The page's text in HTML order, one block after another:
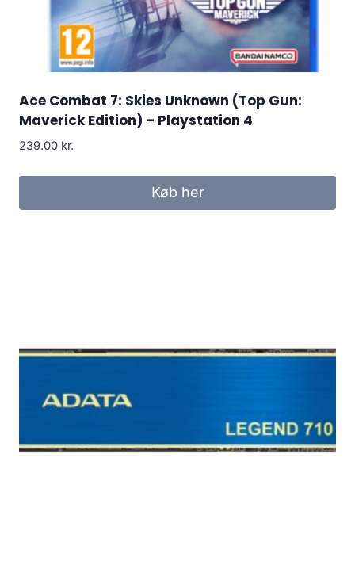
Ace Combat 7: Skies Unknown (Top Gun:
Maverick Edition) – Playstation 4
239.00 kr.
Køb her